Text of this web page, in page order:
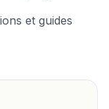
et guides